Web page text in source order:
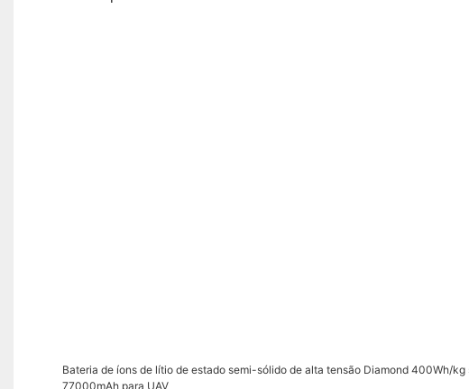
Bateria de íons de lítio de estado semi-sólido de alta tensão Diamond 400Wh/kg
77000mAh para UAV